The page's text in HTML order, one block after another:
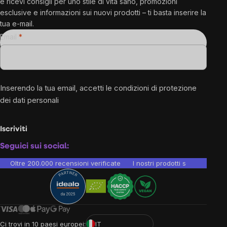
esclusive e informazioni sui nuovi prodotti – ti basta inserire la
tua e-mail.
Email
Inserendo la tua email, accetti le condizioni di protezione
dei dati personali
Iscriviti
Seguici sui social:
Oltre 200.000 recensioni verificate I nostri prodotti sono testati
Ci trovi in 10 paesi europei: IT